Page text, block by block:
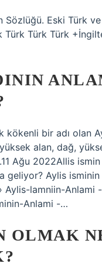
Sözlüğü. Eski Türk
Türk Türk Türk
kökenli bir adı olan
alan, dağ,
Ağu 2022Allis ismin
geliyor? Aylis
Aylis-lamniin-Anlami
Anlami -…
OLMAK